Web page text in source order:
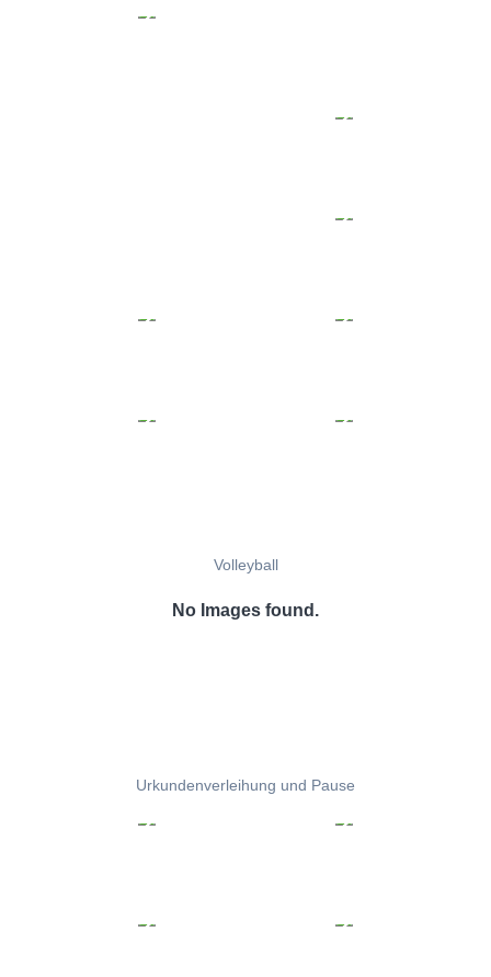
Volleyball
No Images found.
Urkundenverleihung und Pause